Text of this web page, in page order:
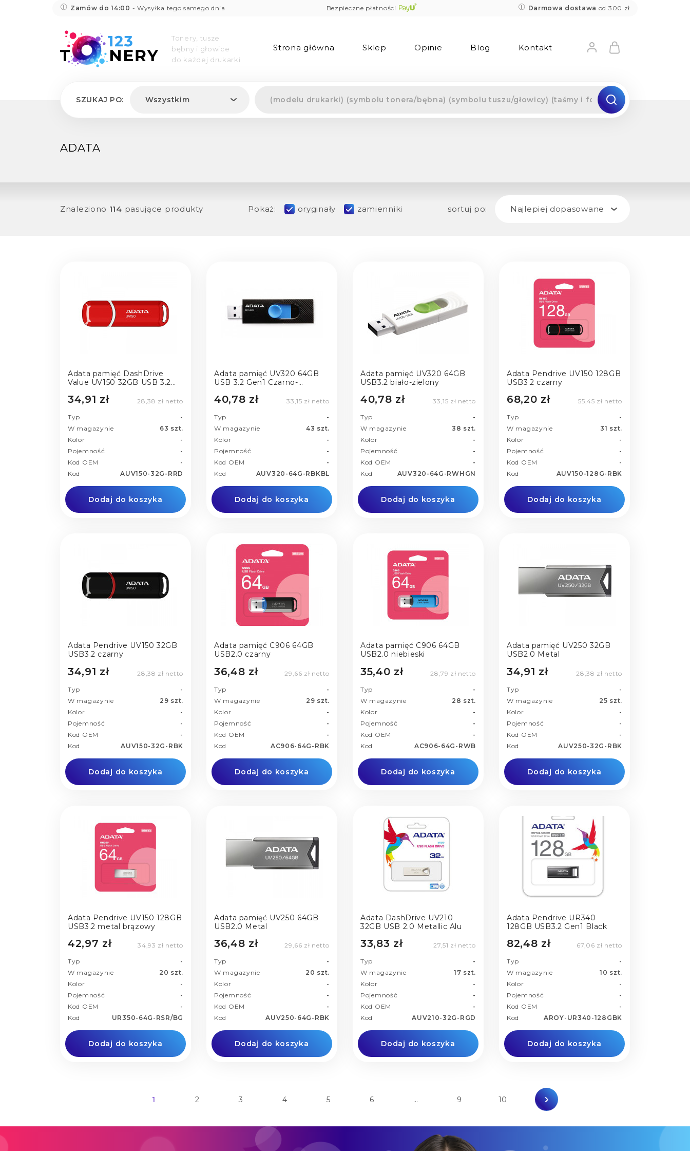
Zamów do 14:00 - Wysyłka tego samego dnia Bezpieczne płatności Darmowa dostawa od 300 zł
Tonery, tusze
bębny i głowice
do każdej drukarki
Strona główna Sklep Opinie Blog Kontakt
SZUKAJ PO: Wszystkim
ADATA
Znaleziono 114 pasujące produkty Pokaż: oryginały zamienniki sortuj po: Najlepiej dopasowane
Adata pamięć DashDrive
Value UV150 32GB USB 3.2
34,91 zł 28,38 zł netto
Typ
-
W magazynie
63 szt.
Kolor
-
Pojemność
-
Kod OEM
-
Kod
AUV150-32G-RRD
Dodaj do koszyka
Adata pamięć UV320 64GB
USB 3.2 Gen1 Czarno-
40,78 zł 33,15 zł netto
Typ
-
W magazynie
43 szt.
Kolor
-
Pojemność
-
Kod OEM
-
Kod
AUV320-64G-RBKBL
Dodaj do koszyka
Adata pamięć UV320 64GB
USB3.2 biało-zielony
40,78 zł 33,15 zł netto
Typ
-
W magazynie
38 szt.
Kolor
-
Pojemność
-
Kod OEM
-
Kod
AUV320-64G-RWHGN
Dodaj do koszyka
Adata Pendrive UV150 128GB
USB3.2 czarny
68,20 zł 55,45 zł netto
Typ
-
W magazynie
31 szt.
Kolor
-
Pojemność
-
Kod OEM
-
Kod
AUV150-128G-RBK
Dodaj do koszyka
Adata Pendrive UV150 32GB
USB3.2 czarny
34,91 zł 28,38 zł netto
Typ
-
W magazynie
29 szt.
Kolor
-
Pojemność
-
Kod OEM
-
Kod
AUV150-32G-RBK
Dodaj do koszyka
Adata pamięć C906 64GB
USB2.0 czarny
36,48 zł 29,66 zł netto
Typ
-
W magazynie
29 szt.
Kolor
-
Pojemność
-
Kod OEM
-
Kod
AC906-64G-RBK
Dodaj do koszyka
Adata pamięć C906 64GB
USB2.0 niebieski
35,40 zł 28,79 zł netto
Typ
-
W magazynie
28 szt.
Kolor
-
Pojemność
-
Kod OEM
-
Kod
AC906-64G-RWB
Dodaj do koszyka
Adata pamięć UV250 32GB
USB2.0 Metal
34,91 zł 28,38 zł netto
Typ
-
W magazynie
25 szt.
Kolor
-
Pojemność
-
Kod OEM
-
Kod
AUV250-32G-RBK
Dodaj do koszyka
Adata Pendrive UV150 128GB
USB3.2 metal brązowy
42,97 zł 34,93 zł netto
Typ
-
W magazynie
20 szt.
Kolor
-
Pojemność
-
Kod OEM
-
Kod
UR350-64G-RSR/BG
Dodaj do koszyka
Adata pamięć UV250 64GB
USB2.0 Metal
36,48 zł 29,66 zł netto
Typ
-
W magazynie
20 szt.
Kolor
-
Pojemność
-
Kod OEM
-
Kod
AUV250-64G-RBK
Dodaj do koszyka
Adata DashDrive UV210
32GB USB 2.0 Metallic Alu
33,83 zł 27,51 zł netto
Typ
-
W magazynie
17 szt.
Kolor
-
Pojemność
-
Kod OEM
-
Kod
AUV210-32G-RGD
Dodaj do koszyka
Adata Pendrive UR340
128GB USB3.2 Gen1 Black
82,48 zł 67,06 zł netto
Typ
-
W magazynie
10 szt.
Kolor
-
Pojemność
-
Kod OEM
-
Kod
AROY-UR340-128GBK
Dodaj do koszyka
1 2 3 4 5 6 … 9 10